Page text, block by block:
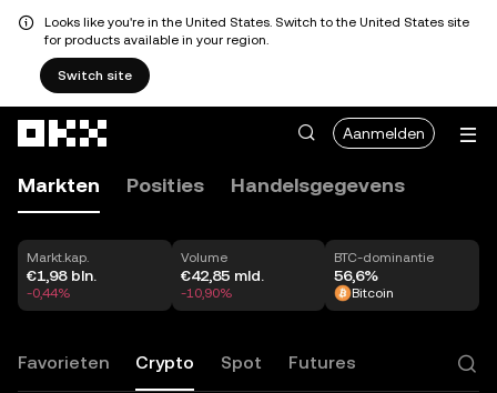
Looks like you're in the United States. Switch to the United States site
for products available in your region.
Switch site
Aanmelden
Markten Posities Handelsgegevens
Markt.kap.
€1,98 bln.
-0,44%
Volume
€42,85 mld.
-10,90%
BTC-dominantie
56,6%
Bitcoin
Favorieten Crypto Spot Futures